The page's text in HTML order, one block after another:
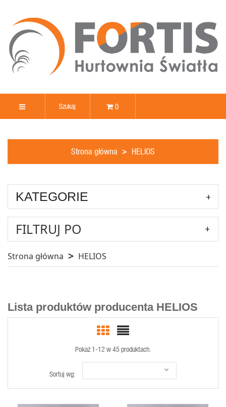
0
Strona główna HELIOS
KATEGORIE
FILTRUJ PO
Strona główna HELIOS
Lista produktów producenta HELIOS
Pokaż 1-12 w 45 produktach.
Sortuj wg: